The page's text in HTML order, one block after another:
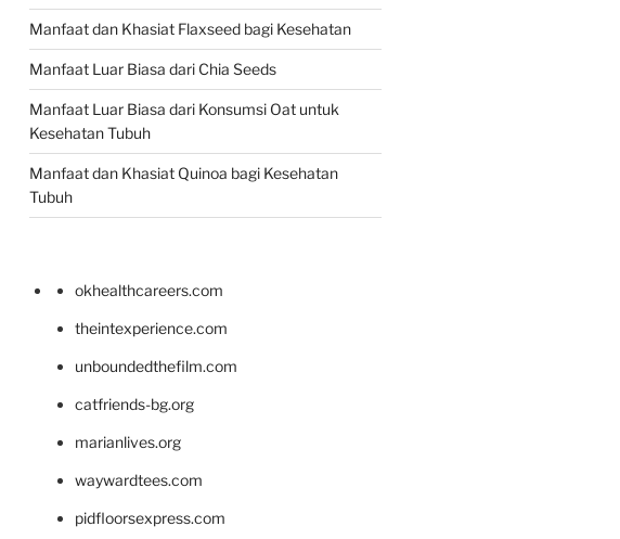
Manfaat dan Khasiat Flaxseed bagi Kesehatan
Manfaat Luar Biasa dari Chia Seeds
Manfaat Luar Biasa dari Konsumsi Oat untuk
Kesehatan Tubuh
Manfaat dan Khasiat Quinoa bagi Kesehatan
Tubuh
okhealthcareers.com
theintexperience.com
unboundedthefilm.com
catfriends-bg.org
marianlives.org
waywardtees.com
pidfloorsexpress.com